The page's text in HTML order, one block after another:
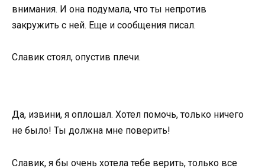
внимания. И она подумала, что ты непротив
закружить с ней. Еще и сообщения писал.
Славик стоял, опустив плечи.
Да, извини, я оплошал. Хотел помочь, только ничего
не было! Ты должна мне поверить!
Славик, я бы очень хотела тебе верить, только все